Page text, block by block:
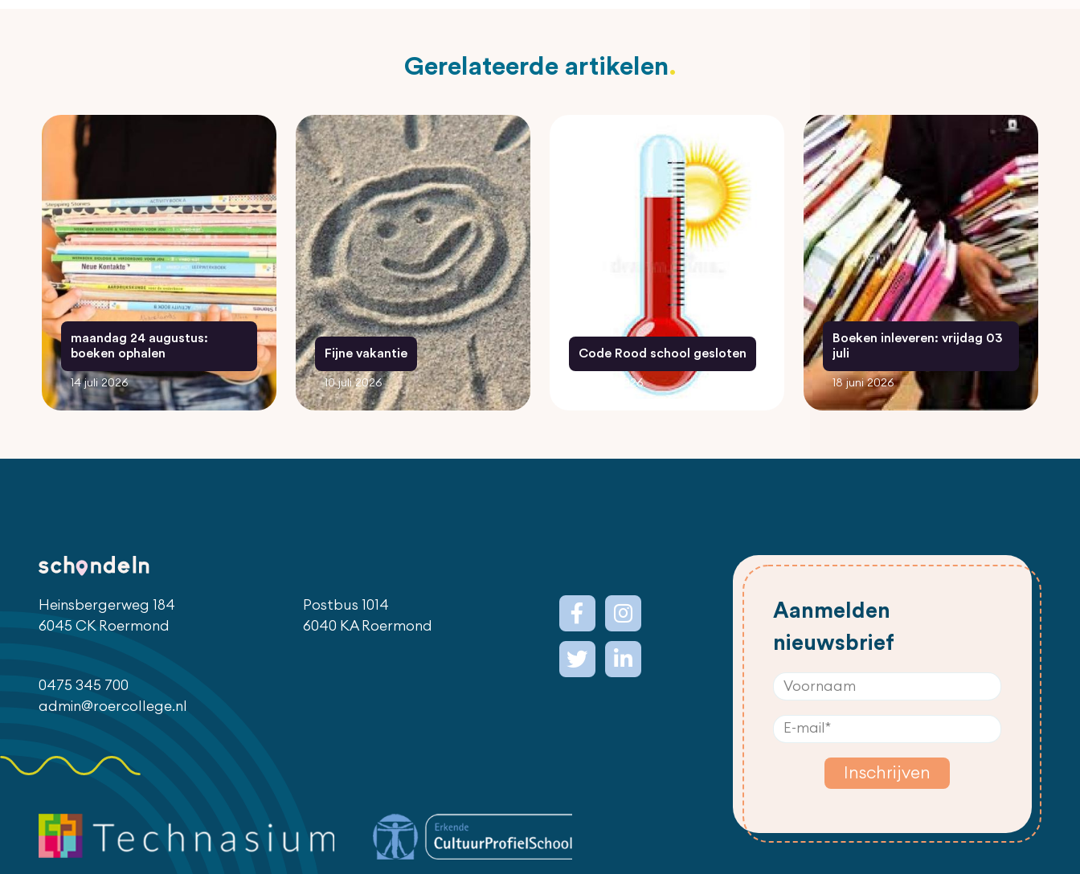
Gerelateerde artikelen
maandag 24 augustus:
boeken ophalen
14 juli 2026
Fijne vakantie
10 juli 2026
Code Rood school gesloten
26 juni 2026
Boeken inleveren: vrijdag 03
juli
18 juni 2026
Heinsbergerweg 184
6045 CK Roermond
Postbus 1014
6040 KA Roermond
0475 345 700
admin@roercollege.nl
Aanmelden
nieuwsbrief